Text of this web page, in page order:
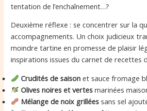
tentation de l’enchaînement…?
Deuxième réflexe : se concentrer sur la
accompagnements. Un choix judicieux
moindre tartine en promesse de plaisir
inspirations issues du carnet de recettes
Crudités de saison et sauce fromage
Olives noires et vertes marinées
Mélange de noix grillées sans sel